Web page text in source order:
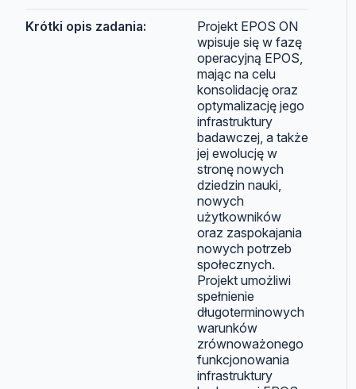
Krótki opis zadania:
Projekt EPOS ON
wpisuje się w fazę
operacyjną EPOS,
mając na celu
konsolidację oraz
optymalizację jego
infrastruktury
badawczej, a także
jej ewolucję w
stronę nowych
dziedzin nauki,
nowych
użytkowników
oraz zaspokajania
nowych potrzeb
społecznych.
Projekt umożliwi
spełnienie
długoterminowych
warunków
zrównoważonego
funkcjonowania
infrastruktury